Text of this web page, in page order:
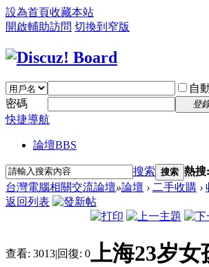
設為首頁收藏本站
開啟輔助訪問 切換到窄版
自
密碼
登
快捷導航
論壇BBS
搜索 搜索 熱搜:
台灣電腦相關交流論壇»論壇 › 二手收購 ›
返回列表
查看: 3013|回復: 0上海23岁